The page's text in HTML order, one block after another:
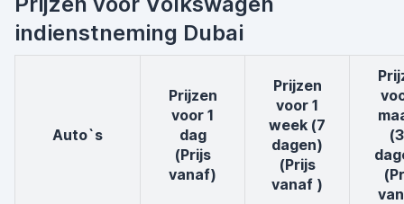
indienstneming Dubai
auto`s
Prijzen
voor 1
dag
(Prijs
vanaf)
Prijzen
voor 1
week (7
dagen)
(Prijs
vanaf )
prijzen